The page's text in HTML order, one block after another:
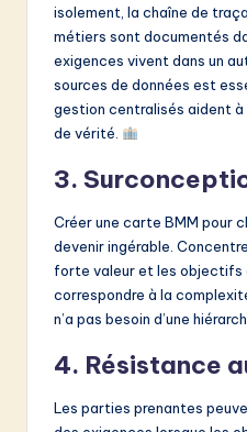
isolement, la chaîne de
métiers sont documentés
exigences vivent dans un
sources de données est
gestion centralisés aident à
de vérité.
3.
Créer une carte BMM pour
devenir ingérable.
forte valeur et les objectifs
correspondre à la
n’a pas besoin d’une
4. Résistance
Les parties prenantes